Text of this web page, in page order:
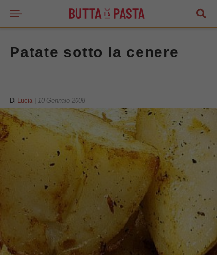
Patate sotto la cenere
Di Lucia 10 Gennaio 2008